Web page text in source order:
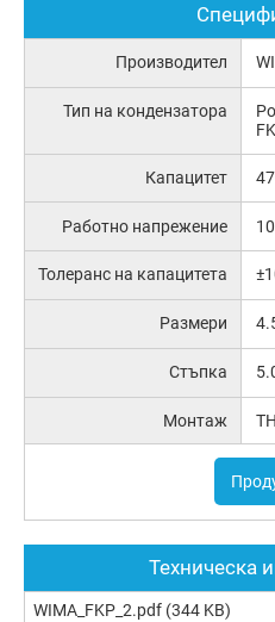
Производител
Тип на кондензатора
Капацитет
Работно напрежение
Толеранс на капацитета
Размери
Стъпка
Монтаж TH
Техническа
WIMA_FKP_2.pdf (344 KB)